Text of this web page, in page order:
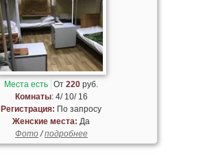
Места есть От220 руб.
Комнаты: 4/ 10/ 16
Регистрация: По запросу
Женские места: Да
Фото/подробнее